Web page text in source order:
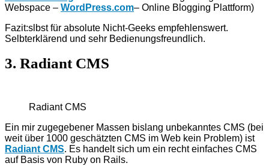
Webspace – WordPress.com– Online Blogging Plattform)
Fazit:slbst für absolute Nicht-Geeks empfehlenswert.
Selbterklärend und sehr Bedienungsfreundlich.
3. Radiant CMS
Radiant CMS
Ein mir zugegebener Massen bislang unbekanntes CMS (bei
weit über 1000 geschätzten CMS im Web kein Problem) ist
Radiant CMS. Es handelt sich um ein recht einfaches CMS
auf Basis von Ruby on Rails.